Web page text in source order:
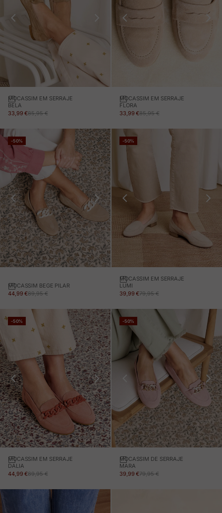
MOCASSIM EM SERRAJE
BELA
PREÇO EM PROMOÇÃO
33,99 €PREÇO NORMAL
85,95 €
MOCASSIM EM SERRAJE
FLORA
PREÇO EM PROMOÇÃO
33,99 €PREÇO NORMAL
85,95 €
-50%
MOCASSIM BEGE PILAR
PREÇO EM PROMOÇÃO
44,99 €PREÇO NORMAL
89,95 €
-50%
MOCASSIM EM SERRAJE
LUMI
PREÇO EM PROMOÇÃO
39,99 €PREÇO NORMAL
79,95 €
-50%
MOCASSIM EM SERRAJE
DALIA
PREÇO EM PROMOÇÃO
44,99 €PREÇO NORMAL
89,95 €
-50%
MOCASSIM DE SERRAJE
MARA
PREÇO EM PROMOÇÃO
39,99 €PREÇO NORMAL
79,95 €